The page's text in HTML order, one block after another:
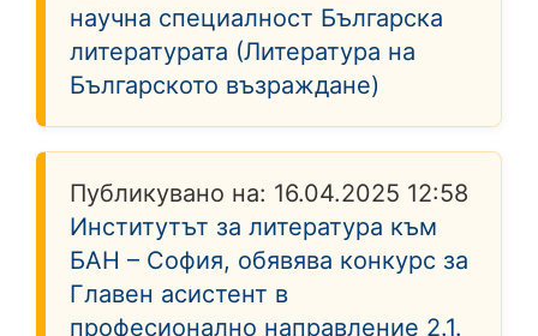
научна специалност Българска
литературата (Литература на
Българското възраждане)
Публикувано на: 16.04.2025 12:58
Институтът за литература към
БАН – София, обявява конкурс за
Главен асистент в
професионално направление 2.1.